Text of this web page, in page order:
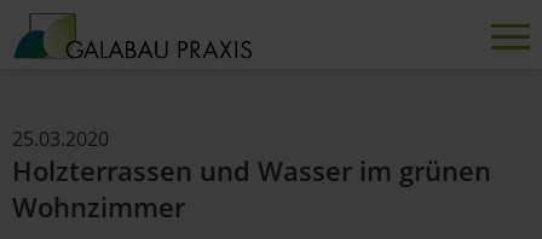
25.03.2020
Holzterrassen und Wasser im grünen
Wohnzimmer